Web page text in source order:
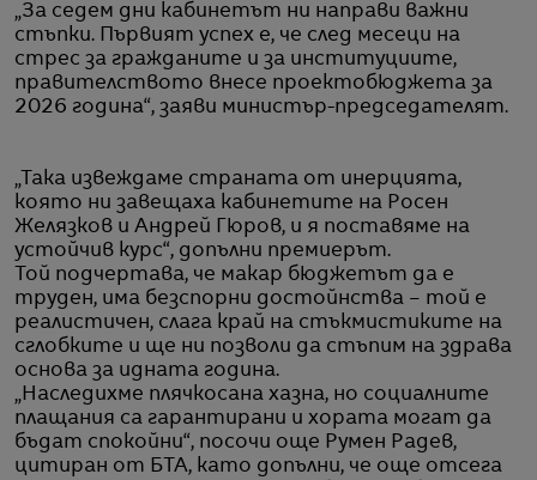
„За седем дни кабинетът ни направи важни
стъпки. Първият успех е, че след месеци на
стрес за гражданите и за институциите,
правителството внесе проектобюджета за
2026 година“, заяви министър-председателят.
„Така извеждаме страната от инерцията,
която ни завещаха кабинетите на Росен
Желязков и Андрей Гюров, и я поставяме на
устойчив курс“, допълни премиерът.
Той подчертава, че макар бюджетът да е
труден, има безспорни достойнства – той е
реалистичен, слага край на стъкмистиките на
сглобките и ще ни позволи да стъпим на здрава
основа за идната година.
„Наследихме плячкосана хазна, но социалните
плащания са гарантирани и хората могат да
бъдат спокойни“, посочи още Румен Радев,
цитиран от БТА, като допълни, че още отсега